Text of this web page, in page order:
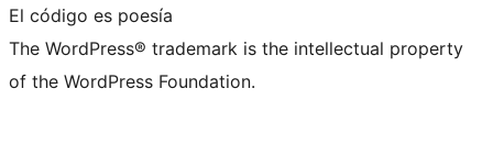
El código es poesía
The WordPress® trademark is the intellectual property
of the WordPress Foundation.